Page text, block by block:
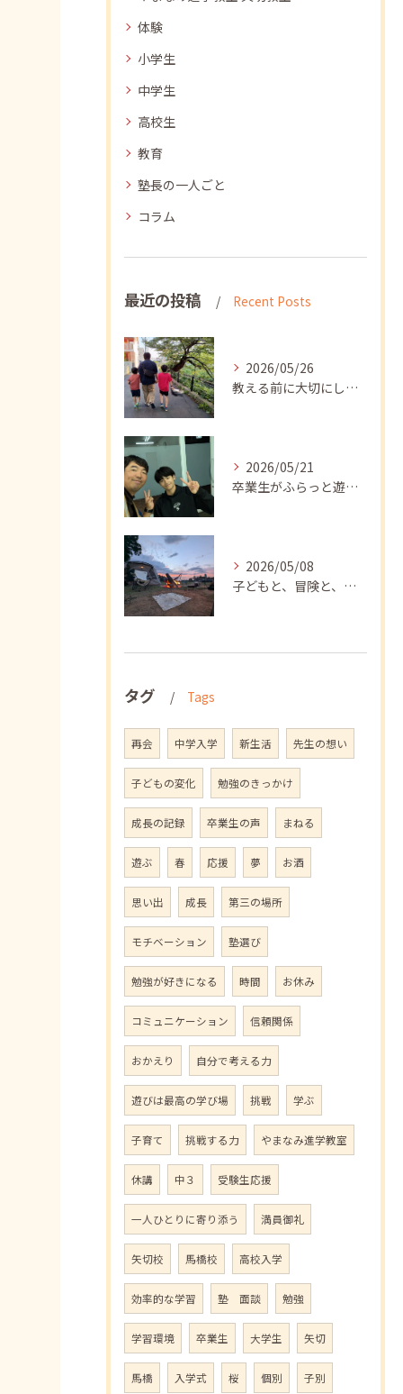
体験
小学生
中学生
高校生
教育
塾長の一人ごと
コラム
最近の投稿 Recent Posts
2026/05/26
教える前に大切にしたいこと
2026/05/21
卒業生がふらっと遊びに来てくれました
2026/05/08
子どもと、冒険と、学び
タグ Tags
再会 中学入学 新生活 先生の想い
子どもの変化 勉強のきっかけ
成長の記録 卒業生の声 まねる
遊ぶ 春 応援 夢 お酒
思い出 成長 第三の場所
モチベーション 塾選び
勉強が好きになる 時間 お休み
コミュニケーション 信頼関係
おかえり 自分で考える力
遊びは最高の学び場 挑戦 学ぶ
子育て 挑戦する力 やまなみ進学教室
休講 中３ 受験生応援
一人ひとりに寄り添う 満員御礼
矢切校 馬橋校 高校入学
効率的な学習 塾 面談 勉強
学習環境 卒業生 大学生 矢切
馬橋 入学式 桜 個別 子別